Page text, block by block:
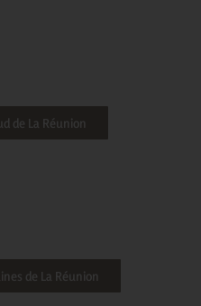
de La Réunion
de La Réunion